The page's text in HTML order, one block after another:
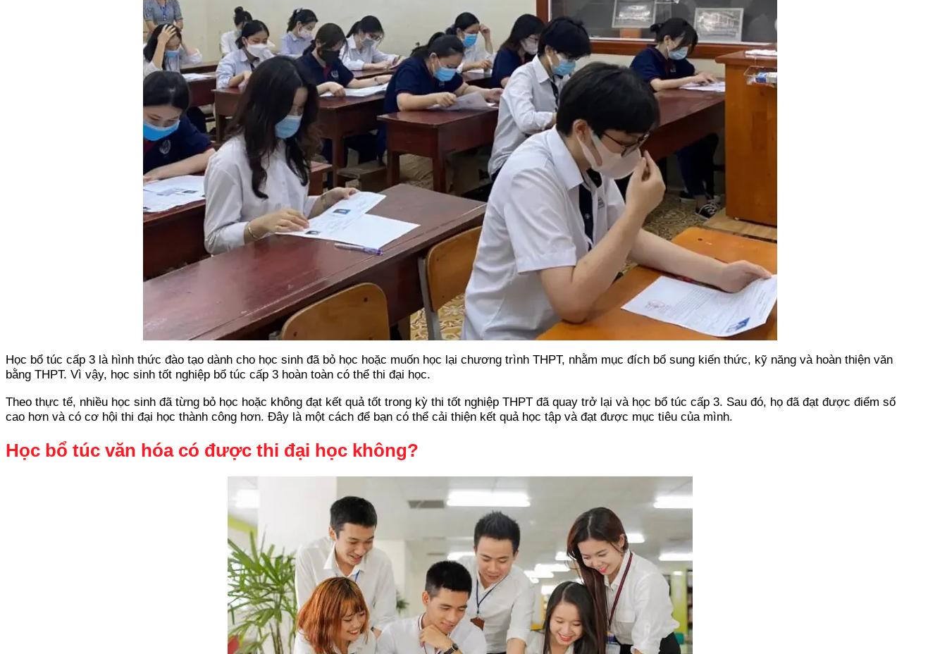
Học bổ túc cấp 3 là hình thức đào tạo dành cho học sinh đã bỏ học hoặc muốn học lại chương trình THPT, nhằm mục đích bổ sung kiến thức, kỹ năng và hoàn thiện văn
bằng THPT. Vì vậy, học sinh tốt nghiệp bổ túc cấp 3 hoàn toàn có thể thi đại học.
Theo thực tế, nhiều học sinh đã từng bỏ học hoặc không đạt kết quả tốt trong kỳ thi tốt nghiệp THPT đã quay trở lại và học bổ túc cấp 3. Sau đó, họ đã đạt được điểm số
cao hơn và có cơ hội thi đại học thành công hơn. Đây là một cách để bạn có thể cải thiện kết quả học tập và đạt được mục tiêu của mình.
Học bổ túc văn hóa có được thi đại học không?